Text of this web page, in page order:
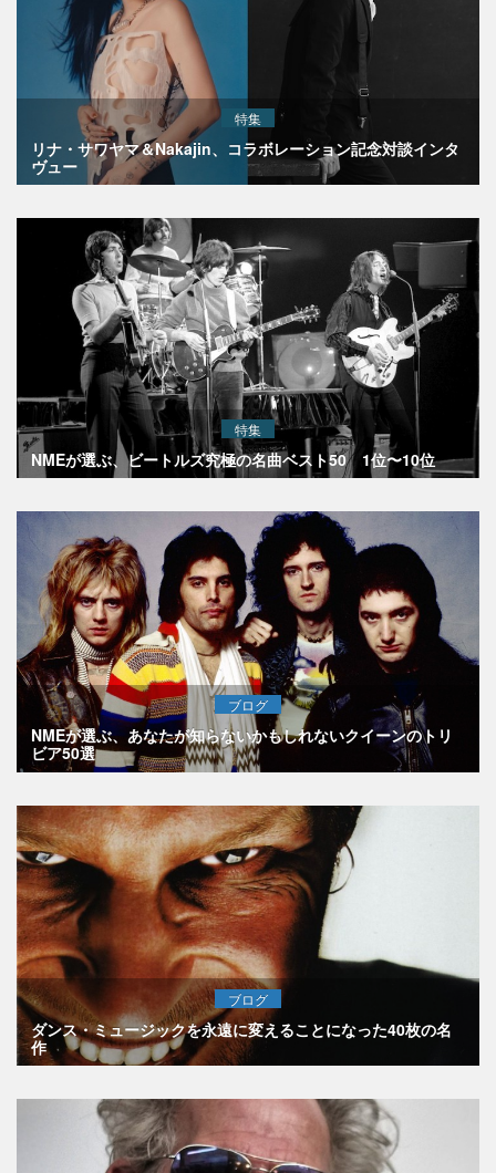
特集
リナ・サワヤマ＆Nakajin、コラボレーション記念対談インタ
ヴュー
特集
NMEが選ぶ、ビートルズ究極の名曲ベスト50 1位〜10位
ブログ
NMEが選ぶ、あなたが知らないかもしれないクイーンのトリ
ビア50選
ブログ
ダンス・ミュージックを永遠に変えることになった40枚の名
作